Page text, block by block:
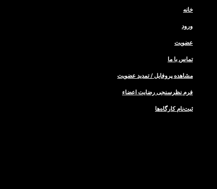
خانه
ورود
عضویت
تماس با ما
مشاهده پروفایل / تمدید عضویت
فرم نظر‌سنجی رضایت اعضاء
ثبت‌نام کارگاه‌ها